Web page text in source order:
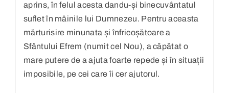
aprins, în felul acesta dandu-și binecuvântatul
suflet în mâinile lui Dumnezeu. Pentru aceasta
mărturisire minunata și înfricoșătoare a
Sfântului Efrem (numit cel Nou), a căpătat o
mare putere de a ajuta foarte repede și în situații
imposibile, pe cei care îi cer ajutorul.